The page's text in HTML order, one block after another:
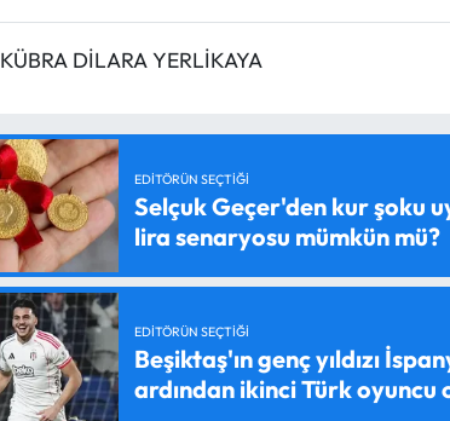
KÜBRA DİLARA YERLİKAYA
EDITÖRÜN SEÇTIĞI
Selçuk Geçer'den kur şoku
lira senaryosu mümkün mü?
EDITÖRÜN SEÇTIĞI
Beşiktaş'ın genç yıldızı
ardından ikinci Türk oyuncu